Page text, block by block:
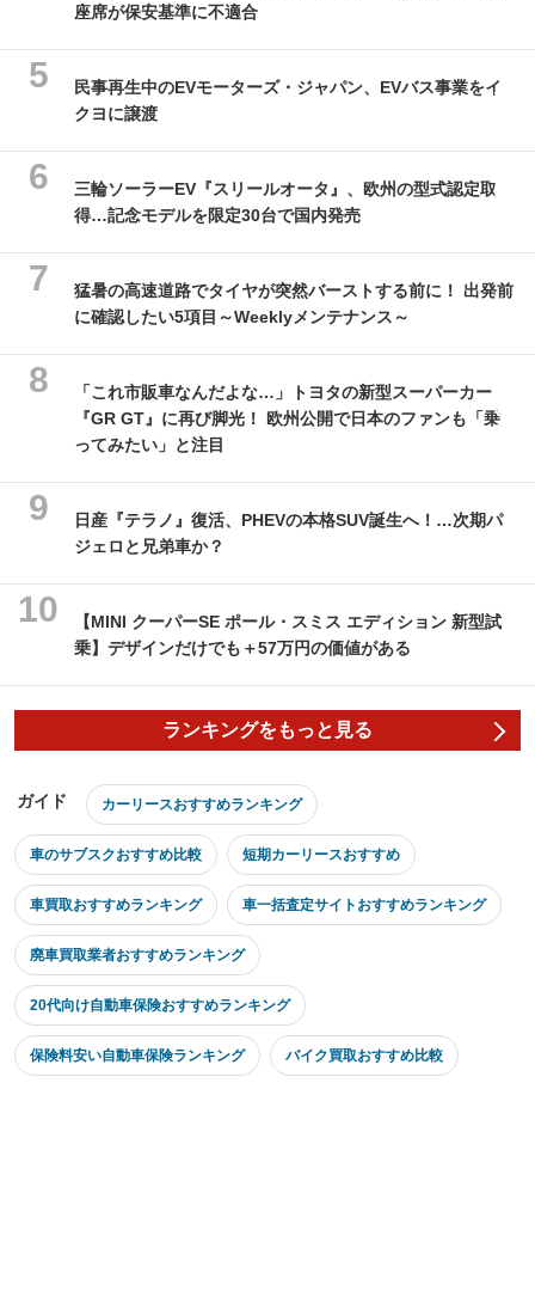
座席が保安基準に不適合
民事再生中のEVモーターズ・ジャパン、EVバス事業をイ
クヨに譲渡
三輪ソーラーEV『スリールオータ』、欧州の型式認定取
得…記念モデルを限定30台で国内発売
猛暑の高速道路でタイヤが突然バーストする前に！ 出発前
に確認したい5項目～Weeklyメンテナンス～
「これ市販車なんだよな…」トヨタの新型スーパーカー
『GR GT』に再び脚光！ 欧州公開で日本のファンも「乗
ってみたい」と注目
日産『テラノ』復活、PHEVの本格SUV誕生へ！…次期パ
ジェロと兄弟車か？
【MINI クーパーSE ポール・スミス エディション 新型試
乗】デザインだけでも＋57万円の価値がある
ランキングをもっと見る
ガイド カーリースおすすめランキング
車のサブスクおすすめ比較 短期カーリースおすすめ
車買取おすすめランキング 車一括査定サイトおすすめランキング
廃車買取業者おすすめランキング
20代向け自動車保険おすすめランキング
保険料安い自動車保険ランキング バイク買取おすすめ比較